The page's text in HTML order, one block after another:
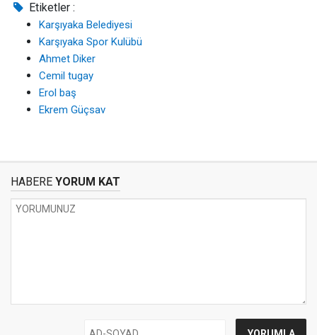
Etiketler :
Karşıyaka Belediyesi
Karşıyaka Spor Kulübü
Ahmet Diker
Cemil tugay
Erol baş
Ekrem Güçsav
HABERE YORUM KAT